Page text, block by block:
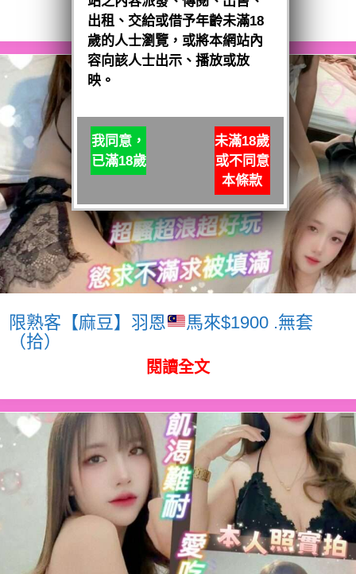
閱讀全文
限熟客【麻豆】羽恩
馬來$1900 .無套
（拾）
閱讀全文
出租、交給或借予年齡未滿18
歲的人士瀏覽，或將本網站內
容向該人士出示、播放或放
映。
我同意，
已滿18歲
未滿18歲
或不同意
本條款